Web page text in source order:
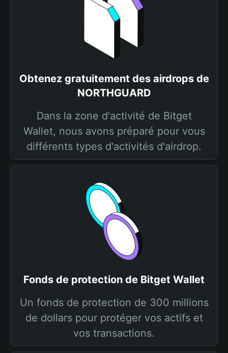
Obtenez gratuitement des airdrops de
NORTHGUARD
Dans la zone d'activité de Bitget
Wallet, nous avons préparé pour vous
différents types d'activités d'airdrop.
Fonds de protection de Bitget Wallet
Un fonds de protection de 300 millions
de dollars pour protéger vos actifs et
vos transactions.